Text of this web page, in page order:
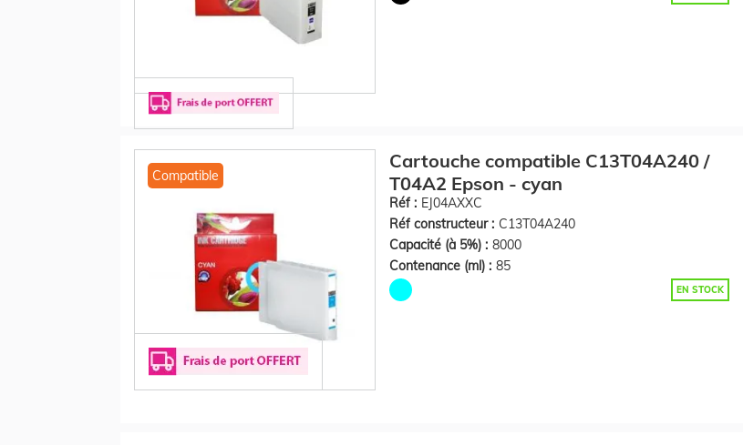
Compatible
Cartouche compatible C13T04A240 /
T04A2 Epson - cyan
Réf : EJ04AXXC
Réf constructeur : C13T04A240
Capacité (à 5%) : 8000
Contenance (ml) : 85
EN STOCK